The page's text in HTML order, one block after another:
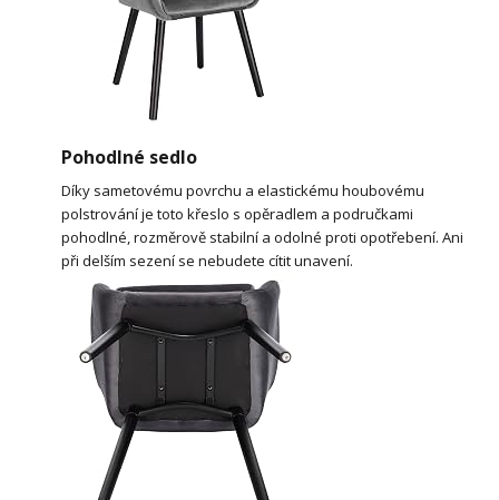
Pohodlné sedlo
Díky sametovému povrchu a elastickému houbovému
polstrování je toto křeslo s opěradlem a područkami
pohodlné, rozměrově stabilní a odolné proti opotřebení. Ani
při delším sezení se nebudete cítit unavení.